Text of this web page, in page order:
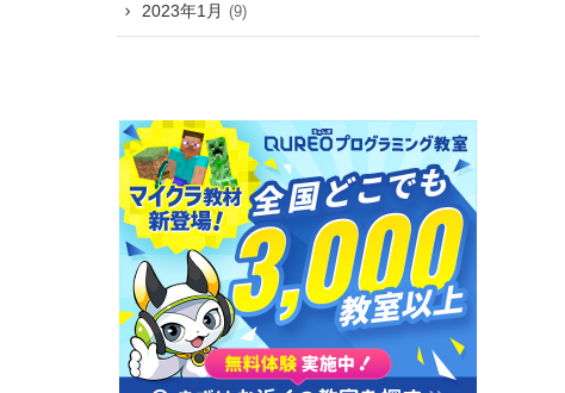
2023年1月 (9)